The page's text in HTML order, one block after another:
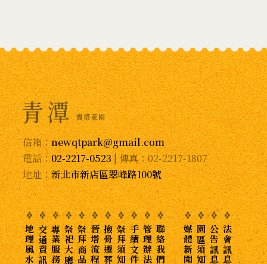
信箱：newqtpark@gmail.com
電話：02-2217-0523| 傳真：02-2217-1807
地址：新北市新店區翠峰路100號
地理風水交通資訊專業服務祭祀大廳祭拜商品晉塔流程撿骨遷葬祭拜須知手續文件管理辦法聯絡我們 媒體新聞園區須知公告訊息法會訊息